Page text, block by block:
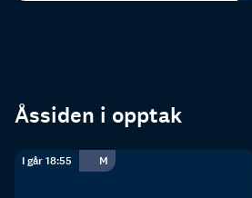
Åssiden i opptak
I går 18:55 M